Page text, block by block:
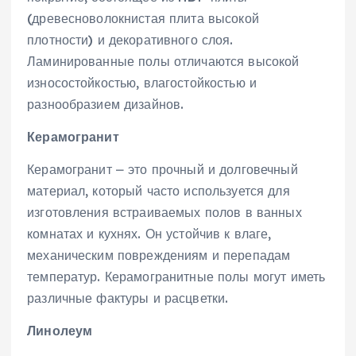
(древесноволокнистая плита высокой
плотности) и декоративного слоя.
Ламинированные полы отличаются высокой
износостойкостью‚ влагостойкостью и
разнообразием дизайнов.
Керамогранит
Керамогранит ⎼ это прочный и долговечный
материал‚ который часто используется для
изготовления встраиваемых полов в ванных
комнатах и кухнях. Он устойчив к влаге‚
механическим повреждениям и перепадам
температур. Керамогранитные полы могут иметь
различные фактуры и расцветки.
Линолеум